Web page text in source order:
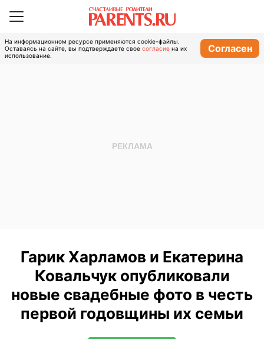
На информационном ресурсе применяются cookie-файлы.
Оставаясь на сайте, вы подтверждаете свое согласие на их
использование.
Согласен
Гарик Харламов и Екатерина
Ковальчук опубликовали
новые свадебные фото в честь
первой годовщины их семьи